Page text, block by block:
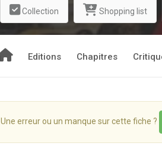
Collection Shopping list
Editions Chapitres
Une erreur ou un manque sur cette fiche ?